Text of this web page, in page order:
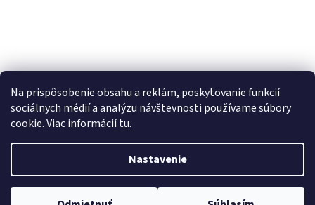
Na prispôsobenie obsahu a reklám, poskytovanie funkcií
sociálnych médií a analýzu návštevnosti používame súbory
cookie. Viac informáciítu.
Nastavenie
Copyright 2026rosema. Všetky práva vyhradené.Upraviť